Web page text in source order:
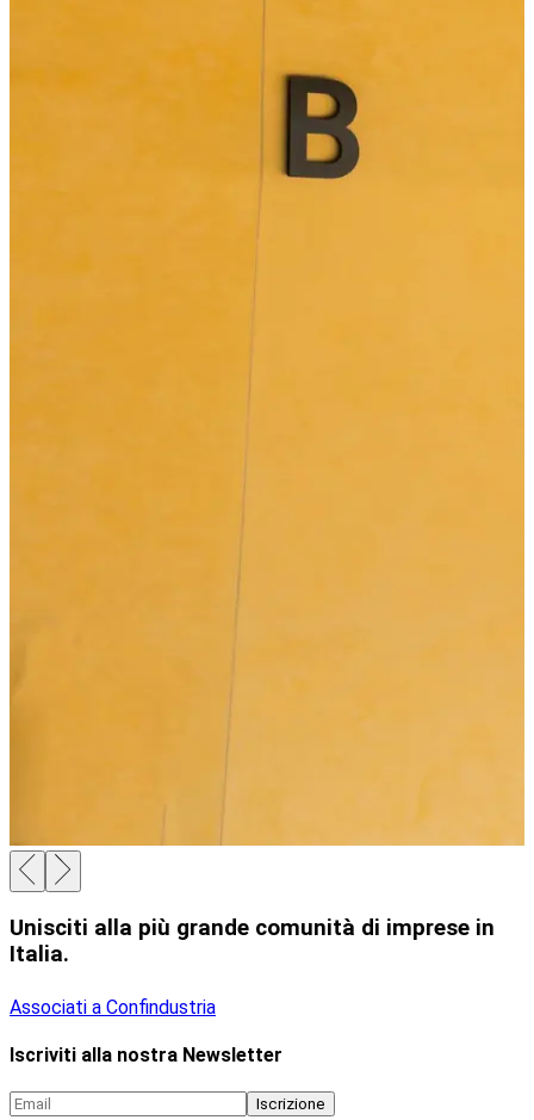
Unisciti alla più grande comunità di imprese in
Italia.
Associati a Confindustria
Iscriviti alla nostra Newsletter
Iscrizione